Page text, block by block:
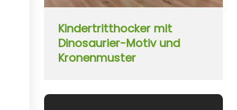
Kindertritthocker mit
Dinosaurier-Motiv und
Kronenmuster